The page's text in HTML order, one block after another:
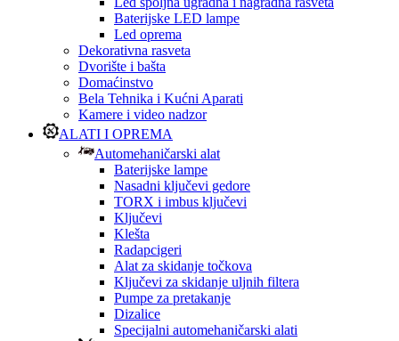
Baterijske LED lampe
Led oprema
Dekorativna rasveta
Dvorište i bašta
Domaćinstvo
Bela Tehnika i Kućni Aparati
Kamere i video nadzor
ALATI I OPREMA
Automehaničarski alat
Baterijske lampe
Nasadni ključevi gedore
TORX i imbus ključevi
Ključevi
Klešta
Radapcigeri
Alat za skidanje točkova
Ključevi za skidanje uljnih filtera
Pumpe za pretakanje
Dizalice
Specijalni automehaničarski alati